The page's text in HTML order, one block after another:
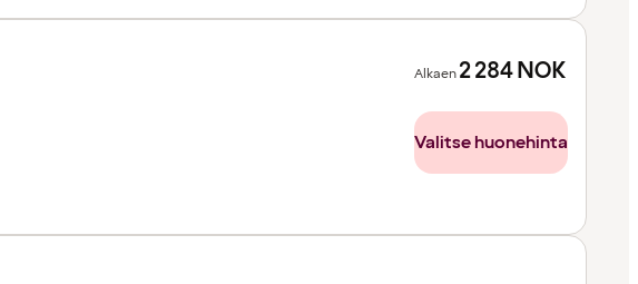
Alkaen2 284NOK
Valitse huonehinta